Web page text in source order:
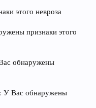
этого невроза
признаки этого
обнаружены
У Вас обнаружены